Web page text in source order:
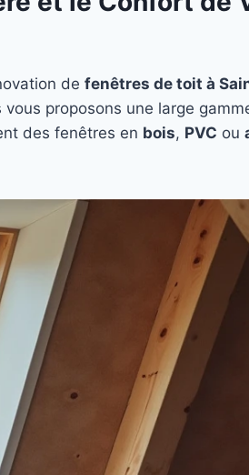
de fenêtres de toit à
proposons une large
des fenêtres en bois, PVC ou